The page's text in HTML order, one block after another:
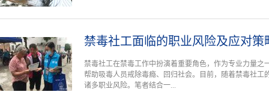
禁毒社工面临的职业风险及应对策
禁毒社工在禁毒工作中扮演着重要角色，作为专业力量之
帮助吸毒人员戒除毒瘾、回归社会。目前，随着禁毒社工
诸多职业风险。笔者结合一...